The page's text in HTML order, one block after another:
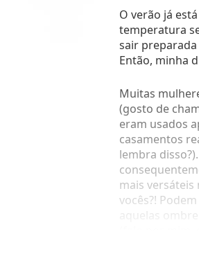
O verão já
temperatura
sair
Então, minha
Muitas
(gosto de
eram usados
casamentos
lembra
mais
vocês?!
aquelas
(falo por
onde usá-los